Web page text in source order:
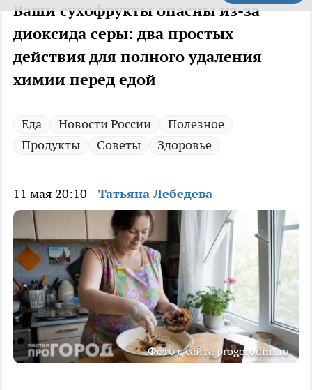
Ваши сухофрукты опасны из-за
диоксида серы: два простых
действия для полного удаления
химии перед едой
Еда Новости России
Полезное
Продукты
Советы Здоровье
11 мая 20:10 Татьяна Лебедева
Фото с сайта progorodnn.ru